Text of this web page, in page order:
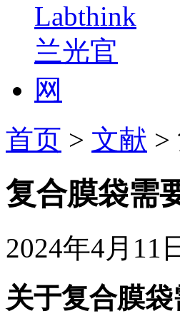
首页 > 文献 >
复合膜袋需
2024年4月11
关于复合膜